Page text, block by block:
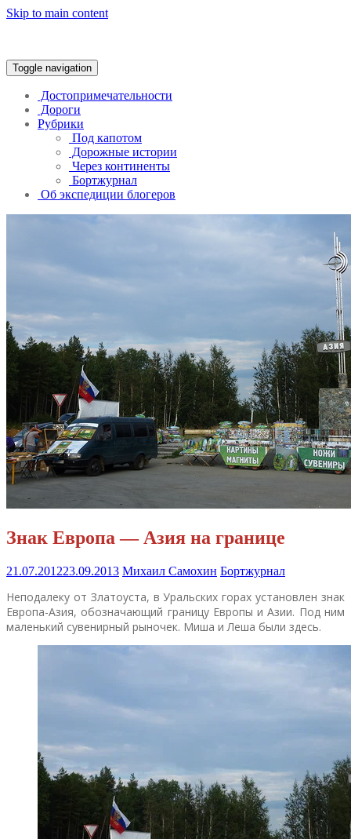
Skip to main content
Toggle navigation
Достопримечательности
Дороги
Рубрики
Под капотом
Дорожные истории
Через континенты
Бортжурнал
Об экспедиции блогеров
Знак Европа — Азия на границе
21.07.201223.09.2013 Михаил Самохин Бортжурнал
Неподалеку от Златоуста, в Уральских горах установлен знак
Европа-Азия, обозначающий границу Европы и Азии. Под ним
маленький сувенирный рыночек. Миша и Леша были здесь.